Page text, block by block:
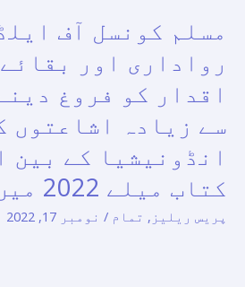
مستقبل
کے
لیے
اقدامات
کرنے
ہوں
مسلم کونسل آف
رواداری اور
سے زیادہ اشاعتوں
انڈونیشیا کے بین
کتاب میلے 2022 میں شرکت کی
پریس ریلیز , تمام / نومبر 17, 2022
آف
ایلڈرز
اور
بقائے
باہمی